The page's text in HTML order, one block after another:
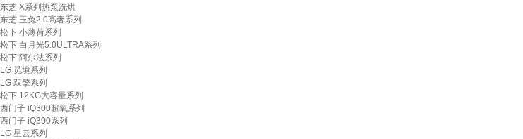
东芝 X系列热泵洗烘
东芝 玉兔2.0高奢系列
松下 小薄荷系列
松下 白月光5.0ULTRA系列
松下 阿尔法系列
LG 觅境系列
LG 双擎系列
松下 12KG大容量系列
西门子 iQ300超氧系列
西门子 iQ300系列
LG 星云系列